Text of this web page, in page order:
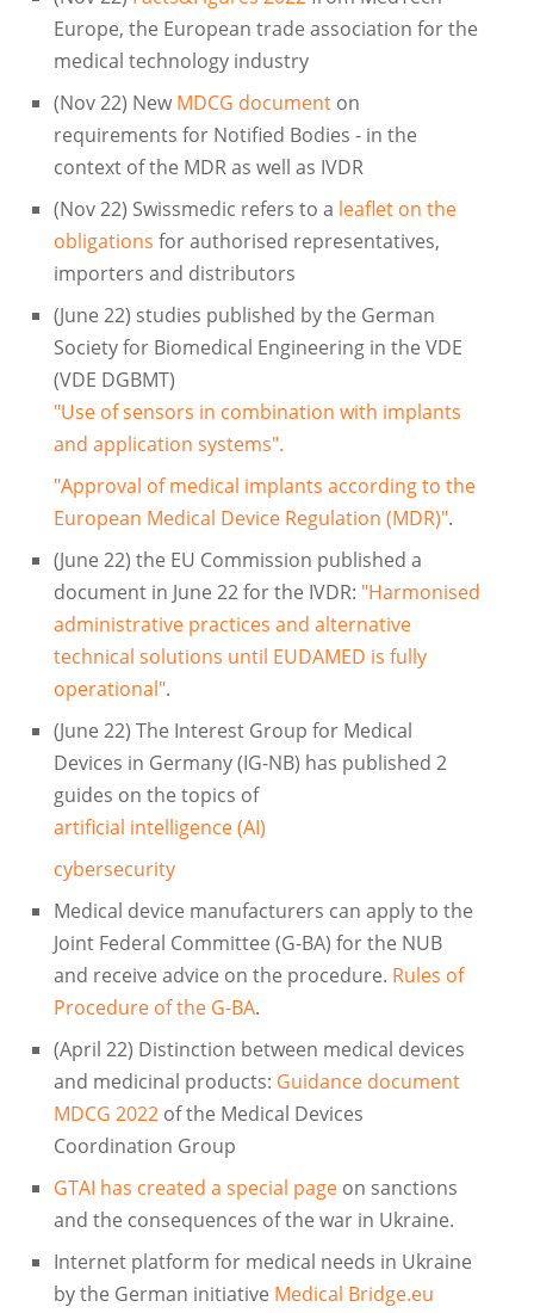
Europe, the European trade association for the
medical technology industry
(Nov 22) New MDCG documenton
requirements for Notified Bodies - in the
context of the MDR as well as IVDR
(Nov 22) Swissmedic refers to a leaflet on the
obligations for authorised representatives,
importers and distributors
(June 22) studies published by the German
Society for Biomedical Engineering in the VDE
(VDE DGBMT)
"Use of sensors in combination with implants
and application systems".
"Approval of medical implants according to the
European Medical Device Regulation (MDR)".
(June 22) the EU Commission published a
document in June 22 for the IVDR: "Harmonised
administrative practices and alternative
technical solutions until EUDAMED is fully
operational".
(June 22) The Interest Group for Medical
Devices in Germany (IG-NB) has published 2
guides on the topics of
artificial intelligence (AI)
cybersecurity
Medical device manufacturers can apply to the
Joint Federal Committee (G-BA) for the NUB
and receive advice on the procedure. Rules of
Procedure of the G-BA.
(April 22) Distinction between medical devices
and medicinal products: Guidance document
MDCG 2022 of the Medical Devices
Coordination Group
GTAI has created a special page on sanctions
and the consequences of the war in Ukraine.
Internet platform for medical needs in Ukraine
by the German initiative Medical Bridge.eu